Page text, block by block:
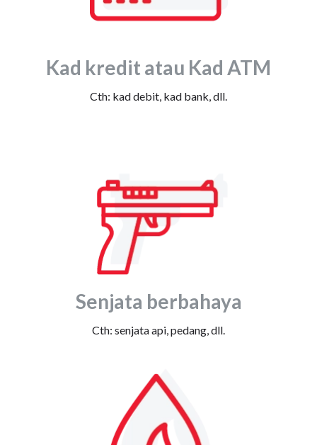
Kad kredit atau Kad ATM
Cth: kad debit, kad bank, dll.
Senjata berbahaya
Cth: senjata api, pedang, dll.